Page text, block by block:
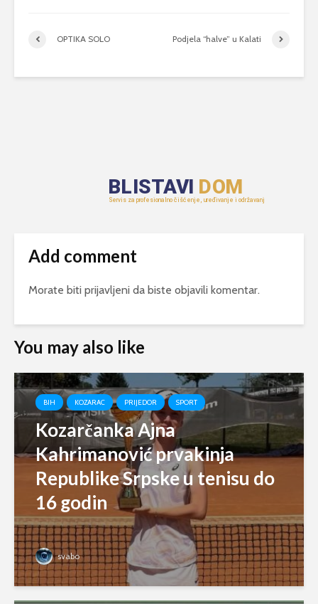
OPTIKA SOLO Podjela “halve” u Kalati
Add comment
Morate biti prijavljeni da biste objavili komentar.
You may also like
BIH KOZARAC PRIJEDOR SPORT
Kozarčanka Ajna
Kahrimanović prvakinja
Republike Srpske u tenisu do
16 godin
svabo